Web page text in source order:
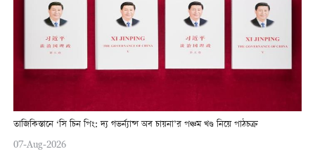
তাজিকিস্তানে ‘সি চিন পিং: দ্য গভর্ন্যান্স অব চায়না’র পঞ্চম খণ্ড নিয়ে পাঠচক্র
07-Aug-2026